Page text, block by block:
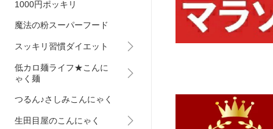
1000円ポッキリ
魔法の粉スーパーフード
スッキリ習慣ダイエット
低カロ麺ライフ★こんに
ゃく麺
つるん♪さしみこんにゃく
生田目屋のこんにゃく